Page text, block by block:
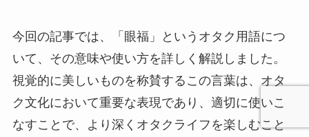
今回の記事では、「眼福」というオタク用語につ
いて、その意味や使い方を詳しく解説しました。
視覚的に美しいものを称賛するこの言葉は、オタ
ク文化において重要な表現であり、適切に使いこ
なすことで、より深くオタクライフを楽しむこと